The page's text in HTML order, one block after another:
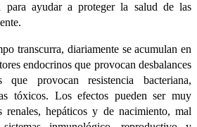
para ayudar a proteger la salud de las
transcurra, diariamente se acumulan en
endocrinos que provocan desbalances
que provocan resistencia bacteriana,
tóxicos. Los efectos pueden ser muy
renales, hepáticos y de nacimiento, mal